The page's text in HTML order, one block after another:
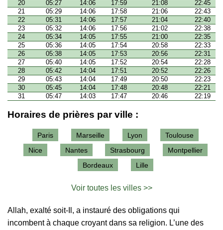
20
05:27 14:06 17:59 21:08
22:45
21
05:29 14:06 17:58 21:06
22:43
22
05:31 14:06 17:57 21:04
22:40
23
05:32 14:06 17:56 21:02
22:38
24
05:34 14:05 17:55 21:00
22:35
25
05:36 14:05 17:54 20:58
22:33
26
05:38 14:05 17:53 20:56
22:31
27
05:40 14:05 17:52 20:54
22:28
28
05:42 14:04 17:51 20:52
22:26
29
05:43 14:04 17:49 20:50
22:23
30
05:45 14:04 17:48 20:48
22:21
31
05:47 14:03 17:47 20:46 22:19
Horaires de prières par ville :
Paris Marseille Lyon
Toulouse
Nice
Nantes Strasbourg
Montpellier
Bordeaux
Lille
Voir toutes les villes >>
Allah, exalté soit-Il, a instauré des obligations qui
incombent à chaque croyant dans sa religion. L’une des